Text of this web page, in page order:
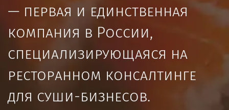
— первая и единственная
компания в России,
специализирующаяся на
ресторанном консалтинге
для суши-бизнесов.